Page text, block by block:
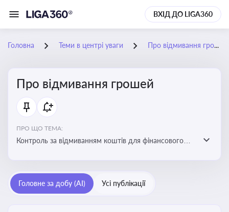
ВХІД ДО LIGA360
Головна Теми в центрі уваги Про відмивання грошей
Про відмивання грошей
ПРО ЩО ТЕМА:
Контроль за відмиванням коштів для фінансового
сплати податків. Вбудовування AML у договори та
Головне за добу (AI) Усі публікації